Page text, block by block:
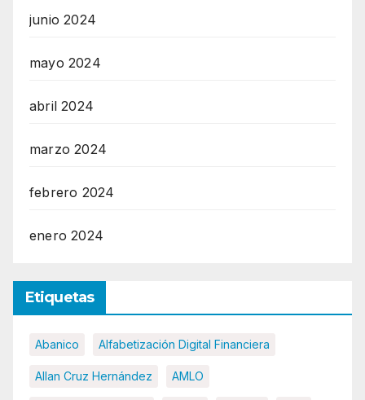
junio 2024
mayo 2024
abril 2024
marzo 2024
febrero 2024
enero 2024
Etiquetas
Abanico Alfabetización Digital Financiera
Allan Cruz Hernández AMLO